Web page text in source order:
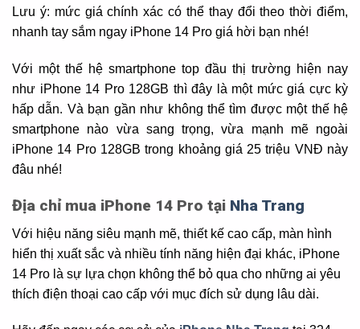
Lưu ý: mức giá chính xác có thể thay đổi theo thời điểm,
nhanh tay sắm ngay iPhone 14 Pro giá hời bạn nhé!
Với một thế hệ smartphone top đầu thị trường hiện nay
như iPhone 14 Pro 128GB thì đây là một mức giá cực kỳ
hấp dẫn. Và bạn gần như không thể tìm được một thế hệ
smartphone nào vừa sang trọng, vừa mạnh mẽ ngoài
iPhone 14 Pro 128GB trong khoảng giá 25 triệu VNĐ này
đâu nhé!
Địa chỉ mua iPhone 14 Pro tại Nha Trang
Với hiệu năng siêu mạnh mẽ, thiết kế cao cấp, màn hình
hiển thị xuất sắc và nhiều tính năng hiện đại khác, iPhone
14 Pro là sự lựa chọn không thể bỏ qua cho những ai yêu
thích điện thoại cao cấp với mục đích sử dụng lâu dài.